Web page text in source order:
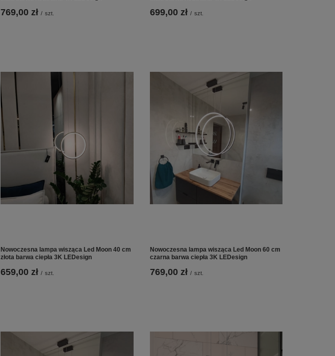
769,00 zł / szt. 699,00 zł / szt.
Nowoczesna lampa wisząca Led Moon 40 cm
złota barwa ciepła 3K LEDesign
659,00 zł / szt.
Nowoczesna lampa wisząca Led Moon 60 cm
czarna barwa ciepła 3K LEDesign
769,00 zł / szt.